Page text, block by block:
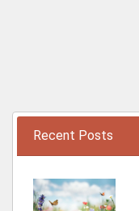
Recent Posts